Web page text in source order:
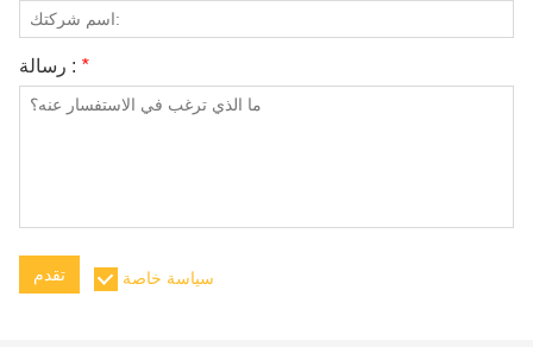
رسالة : *
تقدم سياسة خاصة